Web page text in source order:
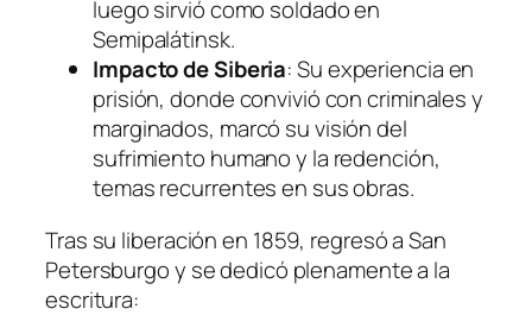
luego sirvió como soldado en
Semipalátinsk.
Impacto de Siberia: Su experiencia en
prisión, donde convivió con criminales y
marginados, marcó su visión del
sufrimiento humano y la redención,
temas recurrentes en sus obras.
Tras su liberación en 1859, regresó a San
Petersburgo y se dedicó plenamente a la
escritura: